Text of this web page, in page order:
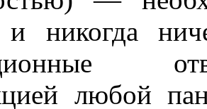
и никогда
любой